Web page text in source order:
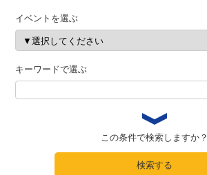
イベントを選ぶ
キーワードで選ぶ
この条件で検索しますか？
検索する